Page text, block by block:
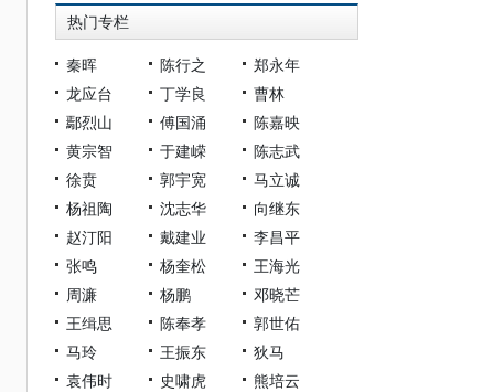
热门专栏
秦晖 陈行之
郑永年
龙应台
丁学良
曹林
鄢烈山
傅国涌
陈嘉映
黄宗智
于建嵘
陈志武
徐贲
郭宇宽
马立诚
杨祖陶
沈志华
向继东
赵汀阳
戴建业
李昌平
张鸣
杨奎松
王海光
周濂
杨鹏
邓晓芒
王缉思
陈奉孝
郭世佑
马玲
王振东
狄马
袁伟时
史啸虎
熊培云